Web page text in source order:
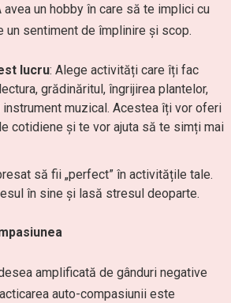
avea un hobby în care să te implici cu
un sentiment de împlinire și scop.
lucru: Alege activități care îți fac
grădinăritul, îngrijirea plantelor,
instrument muzical. Acestea îți vor oferi
cotidiene și te vor ajuta să te simți mai
să fii „perfect” în activitățile tale.
în sine și lasă stresul deoparte.
amplificată de gânduri negative
auto-compasiunii este